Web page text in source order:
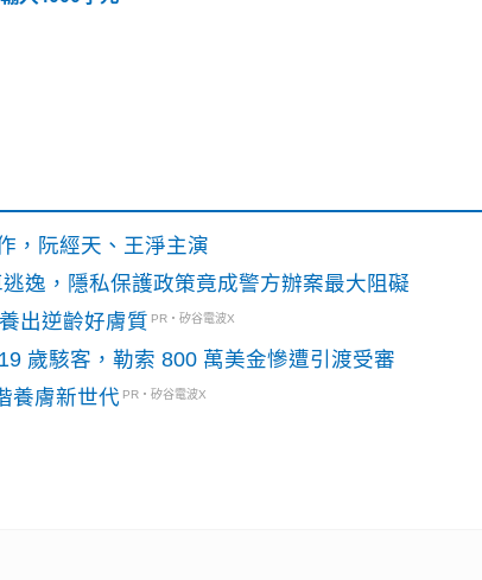
，阮經天、王淨主演
逸，隱私保護政策竟成警方辦案最大阻礙
出逆齡好膚質 PR・矽谷電波X
歲駭客，勒索 800 萬美金慘遭引渡受審
養膚新世代 PR・矽谷電波X